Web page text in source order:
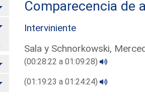
Alternar
Alternar
Alternar
Alternar
Comparecencia de
Interviniente
Sala y Schnorkowski,
(00:28:22 a 01:09:28)
(01:19:23 a 01:24:24)